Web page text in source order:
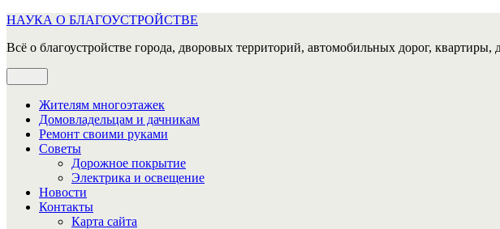
Перейти
содержимому
НАУКА О БЛАГОУСТРОЙСТВЕ
Всё о благоустройстве города, дворовых территорий, автомобильных дорог, квартиры,
Жителям многоэтажек
Домовладельцам и дачникам
Ремонт своими руками
Советы
Дорожное покрытие
Электрика и освещение
Новости
Контакты
Карта сайта